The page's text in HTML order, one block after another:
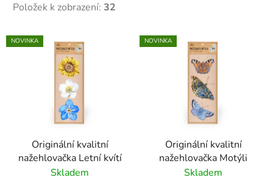
Položek k zobrazení: 32
V
ý
NOVINKA
Originální kvalitní
nažehlovačka Letní kvítí
Skladem
NOVINKA
Originální kvalitní
nažehlovačka Motýli
Skladem